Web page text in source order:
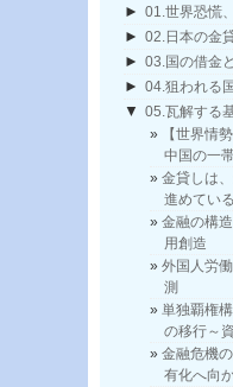
► 01.世界恐慌
► 02.日本の金
► 03.国の借金
► 04.狙われる
▼ 05.瓦解する
【世界情
中国の一
金貸しは
進めてい
金融の構
用創造
外国人労
測
単独覇権
の移行～
金融危機
有化へ向